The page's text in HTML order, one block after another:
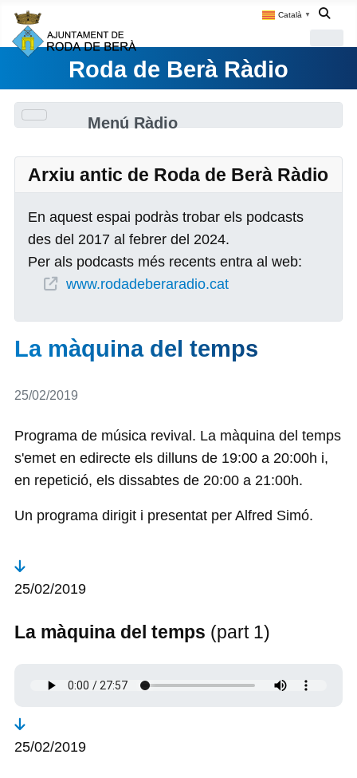
Català ▼
Roda de Berà Ràdio
Menú Ràdio
Arxiu antic de Roda de Berà Ràdio
En aquest espai podràs trobar els podcasts
des del 2017 al febrer del 2024.
Per als podcasts més recents entra al web:
www.rodadeberaradio.cat
La màquina del temps
Detalls
25/02/2019
Programa de música revival. La màquina del temps
s'emet en edirecte els dilluns de 19:00 a 20:00h i,
en repetició, els dissabtes de 20:00 a 21:00h.
Un programa dirigit i presentat per Alfred Simó.
25/02/2019
La màquina del temps (part 1)
25/02/2019